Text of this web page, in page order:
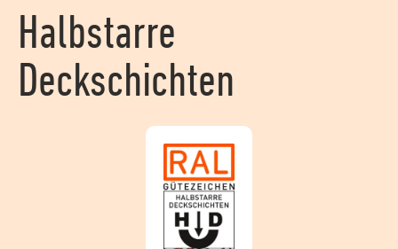
Halbstarre
Deckschichten